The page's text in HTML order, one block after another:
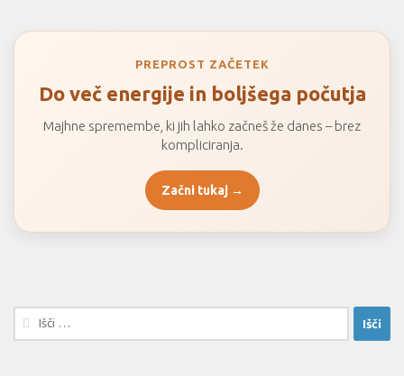
PREPROST ZAČETEK
Do več energije in boljšega počutja
Majhne spremembe, ki jih lahko začneš že danes – brez
kompliciranja.
Začni tukaj →
Išči: